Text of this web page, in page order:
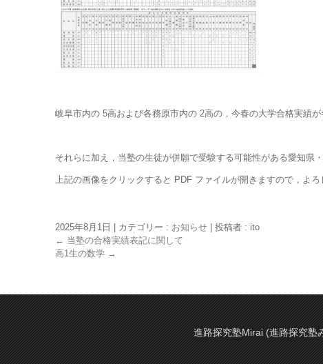
岐阜市内の 5高および各務原市内の 2高の，今春の大学合格実績
それらに加え，当塾の生徒が併願で受験する可能性がある愛知県
上記の画像をクリックすると PDF ファイルが開きますので，よろ
2025年8月1日 カテゴリー : お知らせ
投稿者 : ito
← 当塾の合格実績表記に関して
高1生の数学 →
進路探究塾Mirai (進路探究